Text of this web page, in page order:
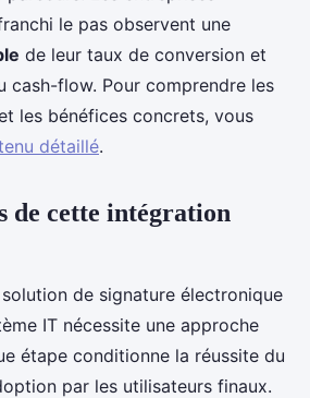
le pas observent une
de leur taux de conversion et
cash-flow. Pour comprendre les
les bénéfices concrets, vous
détaillé.
de cette intégration
de signature électronique
IT nécessite une approche
étape conditionne la réussite du
par les utilisateurs finaux.